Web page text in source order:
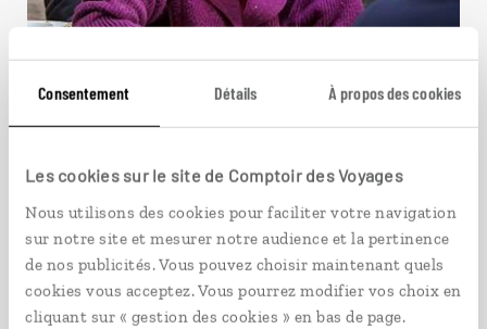
Consentement Détails À propos des cookies
Les cookies sur le site de Comptoir des Voyages
Nous utilisons des cookies pour faciliter votre navigation
sur notre site et mesurer notre audience et la pertinence
de nos publicités. Vous pouvez choisir maintenant quels
cookies vous acceptez. Vous pourrez modifier vos choix en
cliquant sur « gestion des cookies » en bas de page.
L’appel nomade
Circuit nomade dans les montagnes et steppes du
Kirghizistan.